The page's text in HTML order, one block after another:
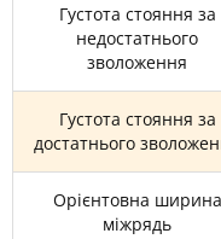
Густота стояння за
недостатнього
зволоження
Густота стояння за
достатнього
Орієнтовна ширина
міжрядь